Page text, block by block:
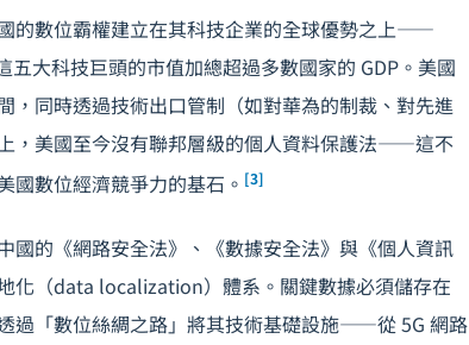
的數位霸權建立在其科技企業的全球優勢之上——
大科技巨頭的市值加總超過多數國家的 GDP。美國
同時透過技術出口管制（如對華為的制裁、對先進
，美國至今沒有聯邦層級的個人資料保護法——這不
國數位經濟競爭力的基石。 [3]
國的《網路安全法》、《數據安全法》與《個人資訊
化（data localization）體系。關鍵數據必須儲存在
過「數位絲綢之路」將其技術基礎設施——從 5G 網路